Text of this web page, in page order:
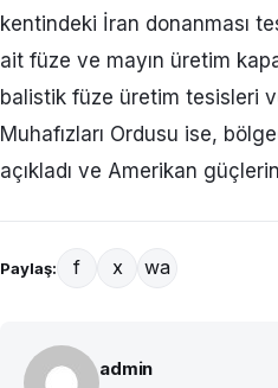
kentindeki İran donanması
ait füze ve mayın üretim
balistik füze üretim tesisleri
Muhafızları Ordusu ise,
açıkladı ve Amerikan
Paylaş: f x wa
admin